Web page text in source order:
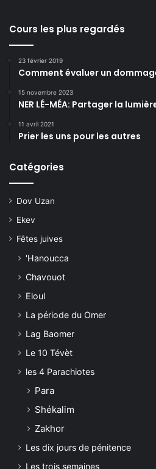
Cours les plus regardés
23 février 2019
Comment évaluer un
15 novembre 2023
NER LÉ-MÉA: Partager la
11 avril 2021
Prier les uns pour les autres
Catégories
Dov Uzan
Ekev
Fêtes juives
'Hanoucca
Chavouot
Eloul
La période du Omer
Lag Baomer
Le 10 Tévèt
les 4 Parachiotes
Para
Shékalim
Zakhor
Les dix jours de pénitence
Les trois semaines